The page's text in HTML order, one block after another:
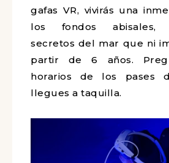
gafas VR, vivirás una
los fondos abisales,
secretos del mar que ni
partir de 6 años.
horarios de los pases
llegues a taquilla.